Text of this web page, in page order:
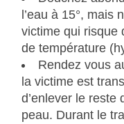
l’eau à 15°,
victime qui risque
de température
Rendez vous
la victime est
d’enlever le reste
peau. Durant le